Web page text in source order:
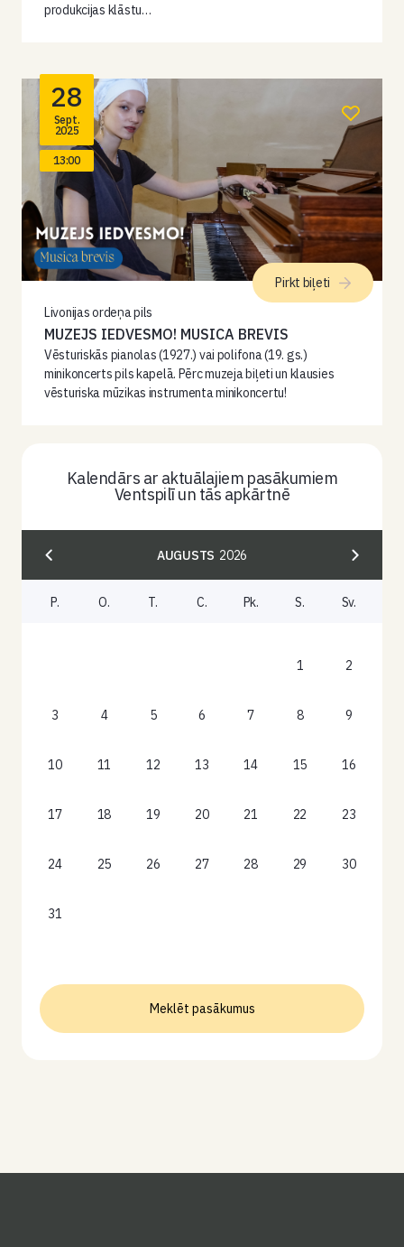
produkcijas klāstu…
28
Sept.
2025
13:00
Livonijas ordeņa pils
MUZEJS IEDVESMO! MUSICA BREVIS
Vēsturiskās pianolas (1927.) vai polifona (19. gs.)
minikoncerts pils kapelā. Pērc muzeja biļeti un klausies
vēsturiska mūzikas instrumenta minikoncertu!
Pirkt biļeti
Kalendārs ar aktuālajiem pasākumiem
Ventspilī un tās apkārtnē
AUGUSTS 2026
P. O. T. C. Pk. S. Sv.
1 2
3 4 5 6 7 8 9
10 11 12 13 14 15 16
17 18 19 20 21 22 23
24 25 26 27 28 29 30
31
Meklēt pasākumus